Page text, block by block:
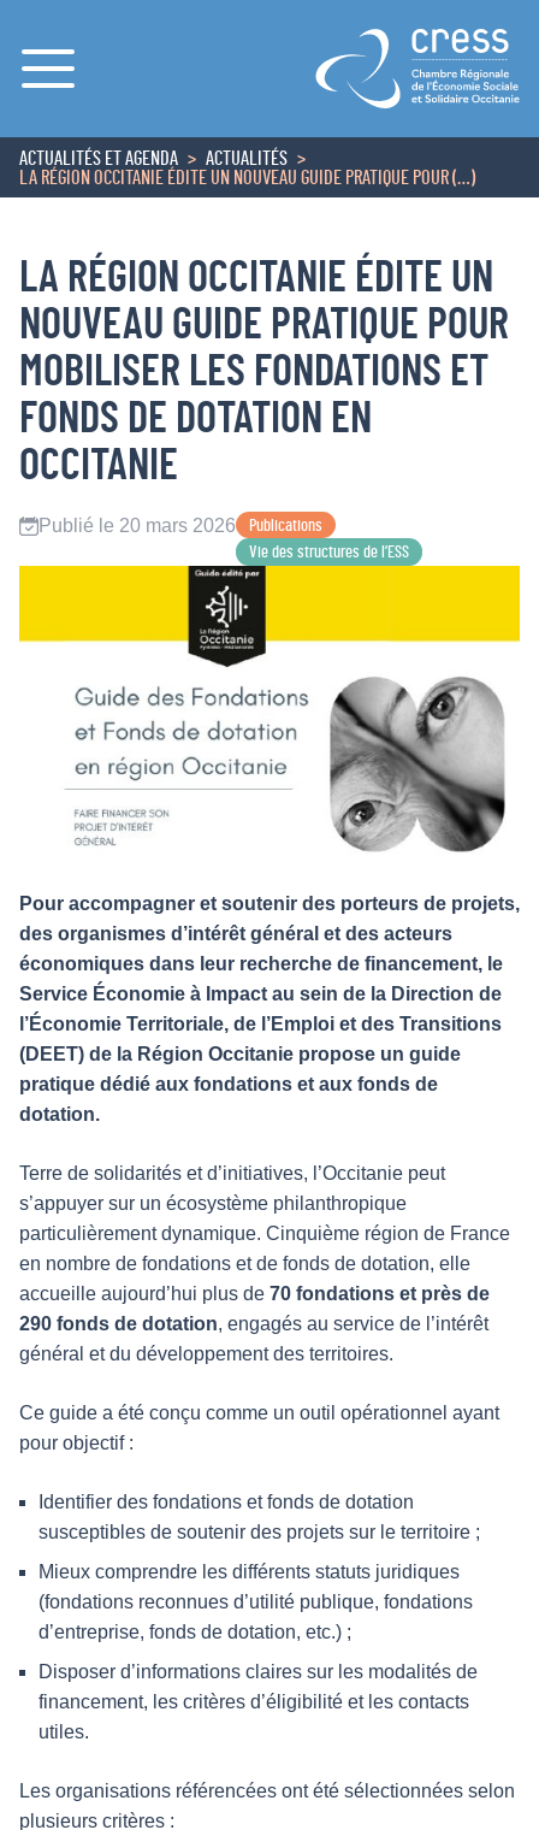
Menu
ACCUEIL
ACTUALITÉS ET AGENDA
ACTUALITÉS
LA RÉGION OCCITANIE ÉDITE UN NOUVEAU GUIDE PRATIQUE POUR (…)
LA RÉGION OCCITANIE ÉDITE UN
NOUVEAU GUIDE PRATIQUE POUR
MOBILISER LES FONDATIONS ET
FONDS DE DOTATION EN
OCCITANIE
Publié le 20 mars 2026
Publications
Vie des structures de l’ESS
Pour accompagner et soutenir des porteurs de projets,
des organismes d’intérêt général et des acteurs
économiques dans leur recherche de financement, le
Service Économie à Impact au sein de la Direction de
l’Économie Territoriale, de l’Emploi et des Transitions
(DEET) de la Région Occitanie propose un guide
pratique dédié aux fondations et aux fonds de
dotation.
Terre de solidarités et d’initiatives, l’Occitanie peut
s’appuyer sur un écosystème philanthropique
particulièrement dynamique. Cinquième région de France
en nombre de fondations et de fonds de dotation, elle
accueille aujourd’hui plus de 70 fondations et près de
290 fonds de dotation, engagés au service de l’intérêt
général et du développement des territoires.
Ce guide a été conçu comme un outil opérationnel ayant
pour objectif :
Identifier des fondations et fonds de dotation
susceptibles de soutenir des projets sur le territoire ;
Mieux comprendre les différents statuts juridiques
(fondations reconnues d’utilité publique, fondations
d’entreprise, fonds de dotation, etc.) ;
Disposer d’informations claires sur les modalités de
financement, les critères d’éligibilité et les contacts
utiles.
Les organisations référencées ont été sélectionnées selon
plusieurs critères :